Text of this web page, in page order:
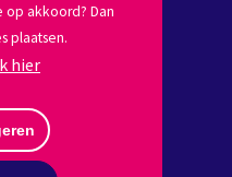
op akkoord? Dan
plaatsen.
hier